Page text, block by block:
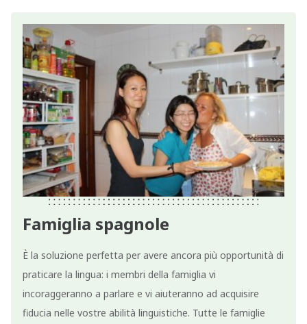
Famiglia spagnole
È la soluzione perfetta per avere ancora più opportunità di
praticare la lingua: i membri della famiglia vi
incoraggeranno a parlare e vi aiuteranno ad acquisire
fiducia nelle vostre abilità linguistiche. Tutte le famiglie